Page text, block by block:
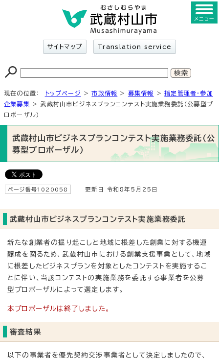
サイトマップ Translation service
メニュー
現在の位置： トップページ >市政情報 > 募集情報 >指定管理者・参加
企業募集 > 武蔵村山市ビジネスプランコンテスト実施業務委託（公募型プ
ロポーザル）
武蔵村山市ビジネスプランコンテスト実施業務委託（公
募型プロポーザル）
ページ番号1020058 更新日 令和8年5月25日
武蔵村山市ビジネスプランコンテスト実施業務委託
新たな創業者の掘り起こしと地域に根差した創業に対する機運
醸成を図るため、武蔵村山市における創業支援事業として、地域
に根差したビジネスプランを対象としたコンテストを実施するこ
とに伴い、当該コンテストの実施業務を委託する事業者を公募
型プロポーザルによって選定します。
本プロポーザルは終了しました。
審査結果
以下の事業者を優先契約交渉事業者として決定しましたので、